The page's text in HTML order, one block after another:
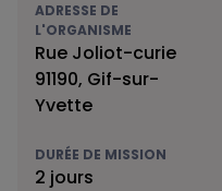
ADRESSE DE
L'ORGANISME
Rue Joliot-curie
91190, Gif-sur-
Yvette
DURÉE DE MISSION
2 jours